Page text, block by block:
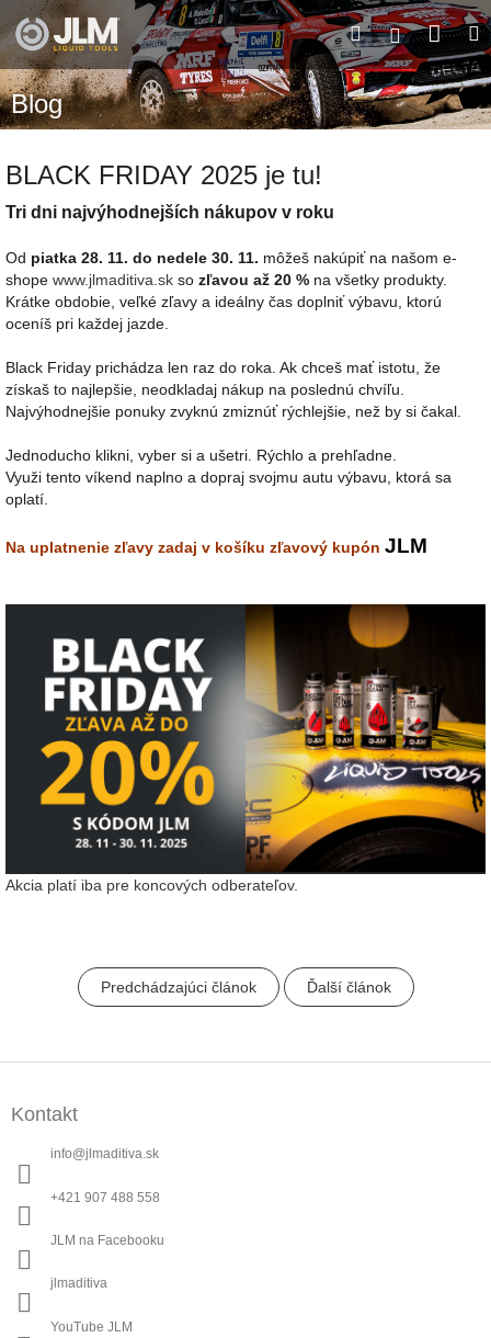
Prejsť
na
obsah
Hľadať
Blog
BLACK FRIDAY 2025 je tu!
Tri dni najvýhodnejších nákupov v roku
Od piatka 28. 11. do nedele 30. 11. môžeš nakúpiť na našom e-
shope www.jlmaditiva.sk so zľavou až 20 % na všetky produkty.
Krátke obdobie, veľké zľavy a ideálny čas doplniť výbavu, ktorú
oceníš pri každej jazde.
Black Friday prichádza len raz do roka. Ak chceš mať istotu, že
získaš to najlepšie, neodkladaj nákup na poslednú chvíľu.
Najvýhodnejšie ponuky zvyknú zmiznúť rýchlejšie, než by si čakal.
Jednoducho klikni, vyber si a ušetri. Rýchlo a prehľadne.
Využi tento víkend naplno a dopraj svojmu autu výbavu, ktorá sa
oplatí.
Na uplatnenie zľavy zadaj v košíku zľavový kupón JLM
Akcia platí iba pre koncových odberateľov.
Predchádzajúci článok Ďalší článok
Kontakt
info@jlmaditiva.sk
+421 907 488 558
JLM na Facebooku
jlmaditiva
YouTube JLM